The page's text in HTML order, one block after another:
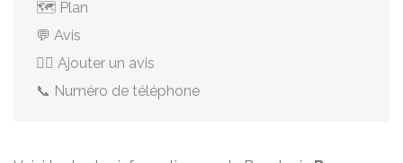
🗺️ Plan
💬 Avis
✍🏻 Ajouter un avis
📞 Numéro de téléphone